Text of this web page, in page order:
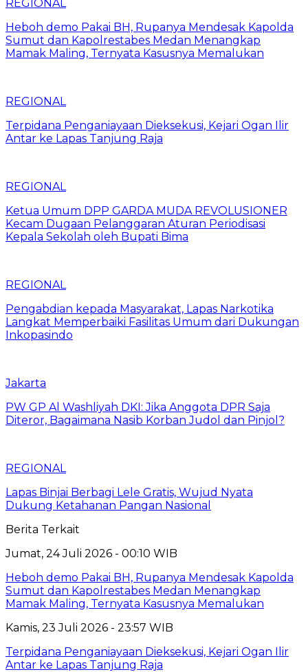
REGIONAL
Heboh demo Pakai BH, Rupanya Mendesak Kapolda
Sumut dan Kapolrestabes Medan Menangkap
Mamak Maling, Ternyata Kasusnya Memalukan
REGIONAL
Terpidana Penganiayaan Dieksekusi, Kejari Ogan Ilir
Antar ke Lapas Tanjung Raja
REGIONAL
Ketua Umum DPP GARDA MUDA REVOLUSIONER
Kecam Dugaan Pelanggaran Aturan Periodisasi
Kepala Sekolah oleh Bupati Bima
REGIONAL
Pengabdian kepada Masyarakat, Lapas Narkotika
Langkat Memperbaiki Fasilitas Umum dari Dukungan
Inkopasindo
Jakarta
PW GP Al Washliyah DKI: Jika Anggota DPR Saja
Diteror, Bagaimana Nasib Korban Judol dan Pinjol?
REGIONAL
Lapas Binjai Berbagi Lele Gratis, Wujud Nyata
Dukung Ketahanan Pangan Nasional
Berita Terkait
Jumat, 24 Juli 2026 - 00:10 WIB
Heboh demo Pakai BH, Rupanya Mendesak Kapolda
Sumut dan Kapolrestabes Medan Menangkap
Mamak Maling, Ternyata Kasusnya Memalukan
Kamis, 23 Juli 2026 - 23:57 WIB
Terpidana Penganiayaan Dieksekusi, Kejari Ogan Ilir
Antar ke Lapas Tanjung Raja